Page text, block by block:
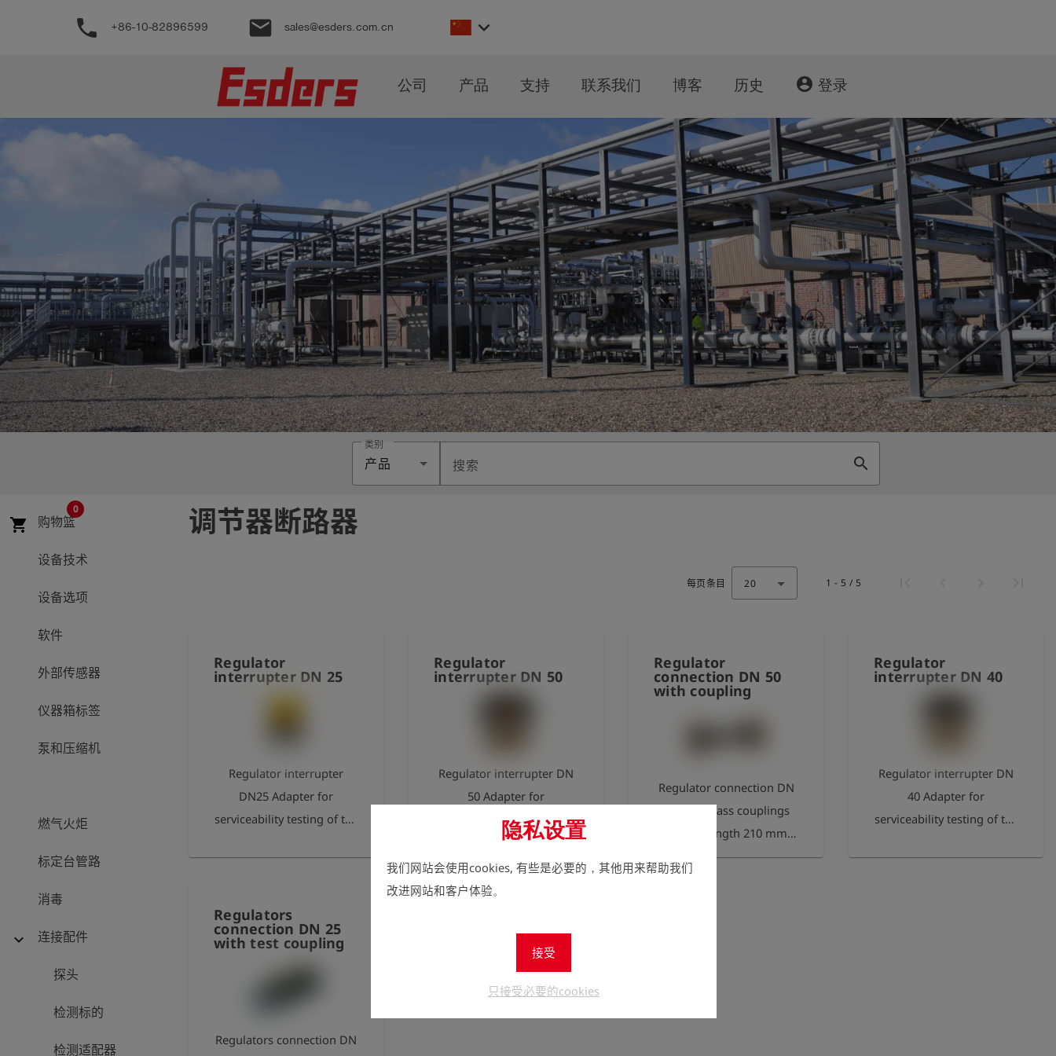
们
博
客
历
史
简
体
中
隐私设置
我们网站会使用cookies, 有些是必要的，其他用来帮助我们
改进网站和客户体验。
接受
只接受必要的cookies
phone +86-10-82896599 email sales@esders.com.cn keyboard_arrow_down
公司 产品 支持 联系我们 博客 历史 account_circle 登录
类别
产品 搜索 search
shopping_cart 购物篮
0
设备技术
设备选项
软件
外部传感器
仪器箱标签
泵和压缩机
燃气火炬
标定台管路
消毒
expand_more 连接配件
探头
检测标的
检测适配器
调节器断路器
每页条目 20 1 - 5 / 5
Regulator
interrupter DN 25
Regulator interrupter
DN25 Adapter for
serviceability testing of the
Regulator
interrupter DN 50
Regulator interrupter DN
50 Adapter for
serviceability testing of the
entire installation,
installation downstream
of the controller.
Regulator
connection DN 50
with coupling
Regulator connection DN
50 with brass couplings
Fitting, length 210 mm
with external thread on
both sides 2 3/4" and 2
Regulator
interrupter DN 40
Regulator interrupter DN
40 Adapter for
serviceability testing of the
Regulators
connection DN 25
with test coupling
Regulators connection DN